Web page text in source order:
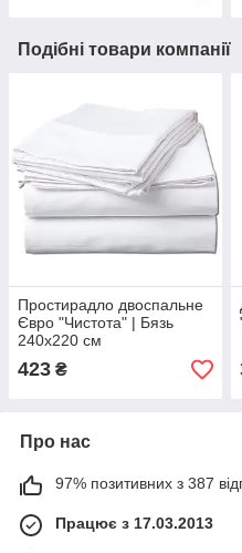
Подібні товари компанії
Простирадло двоспальне
Євро "Чистота" | Бязь
240х220 см
423 ₴
Про нас
97% позитивних з 387
Працює з 17.03.2013